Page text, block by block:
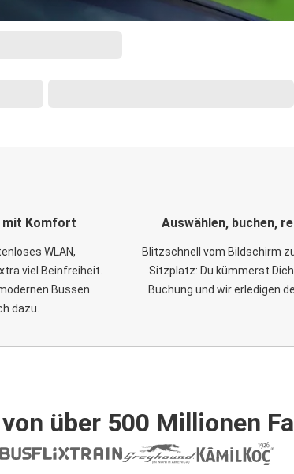
mit Komfort
WLAN,
viel Beinfreiheit.
Bussen
dazu.
Auswählen, buchen,
Blitzschnell vom Bildschirm
Sitzplatz: Du kümmerst
Buchung und wir erledigen
über 500 Millionen